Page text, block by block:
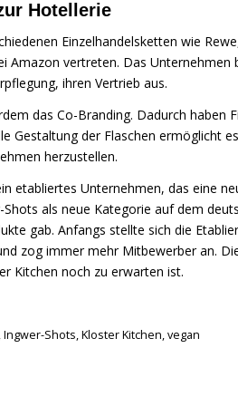
Hotellerie
Einzelhandelsketten wie
Amazon vertreten. Das Unternehmen
ihren Vertrieb aus.
das Co-Branding. Dadurch
Gestaltung der Flaschen ermöglicht
herzustellen.
etabliertes Unternehmen, das eine
als neue Kategorie auf dem
gab. Anfangs stellte sich die
zog immer mehr Mitbewerber an.
Kitchen noch zu erwarten ist.
,Ingwer-Shots,Kloster Kitchen,vegan